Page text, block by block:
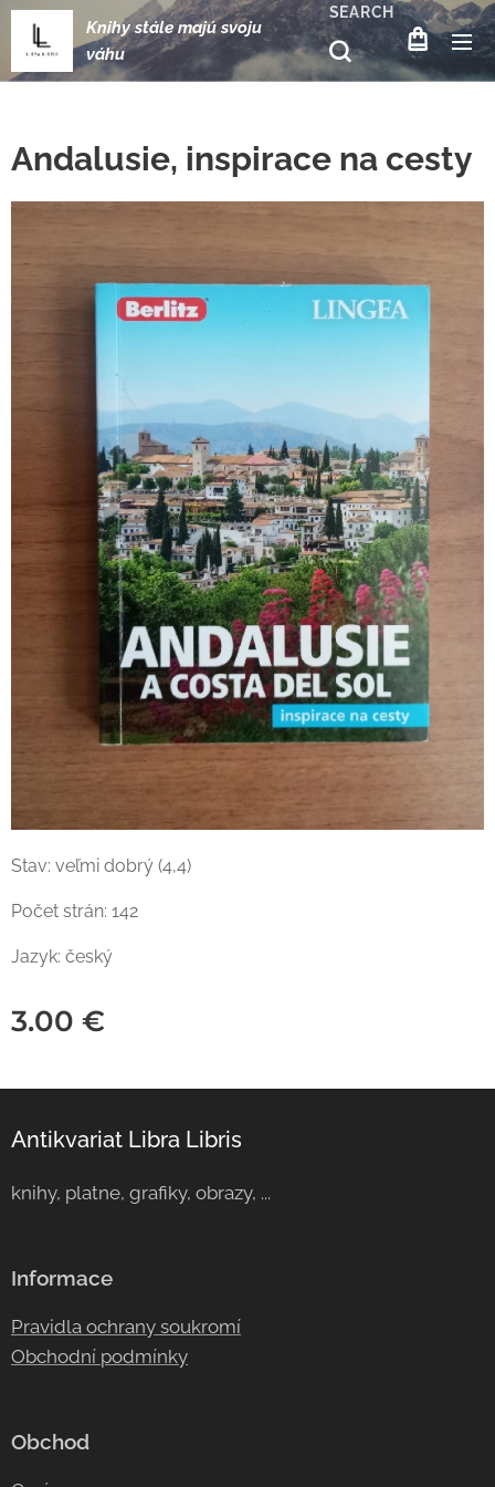
Knihy stále majú svoju
váhu
SEARCH
Andalusie, inspirace na cesty
Stav: veľmi dobrý (4,4)
Počet strán: 142
Jazyk: český
3.00 €
Antikvariat Libra Libris
knihy, platne, grafiky, obrazy, ...
Informace
Pravidla ochrany soukromí
Obchodní podmínky
Obchod